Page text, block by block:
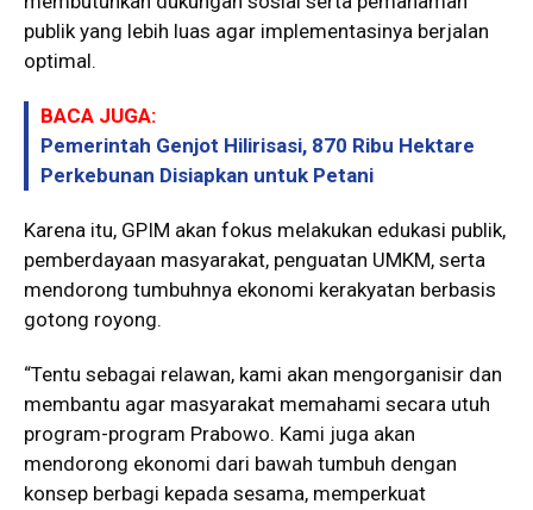
publik yang lebih luas agar implementasinya berjalan
optimal.
BACA JUGA:
Pemerintah Genjot Hilirisasi, 870 Ribu Hektare
Perkebunan Disiapkan untuk Petani
Karena itu, GPIM akan fokus melakukan edukasi publik,
pemberdayaan masyarakat, penguatan UMKM, serta
mendorong tumbuhnya ekonomi kerakyatan berbasis
gotong royong.
“Tentu sebagai relawan, kami akan mengorganisir dan
membantu agar masyarakat memahami secara utuh
program-program Prabowo. Kami juga akan
mendorong ekonomi dari bawah tumbuh dengan
konsep berbagi kepada sesama, memperkuat